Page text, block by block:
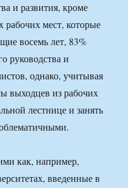
и развития, кроме
мест, которые
восемь лет, 83%
руководства и
однако, учитывая
из рабочих
лестнице и занять
как, например,
введенные в